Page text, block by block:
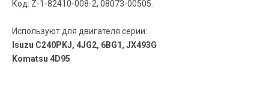
Код: Z-1-82410-008-2, 08073-00505.
Используют для двигателя серии:
Isuzu C240PKJ, 4JG2, 6BG1, JX493G
Komatsu 4D95